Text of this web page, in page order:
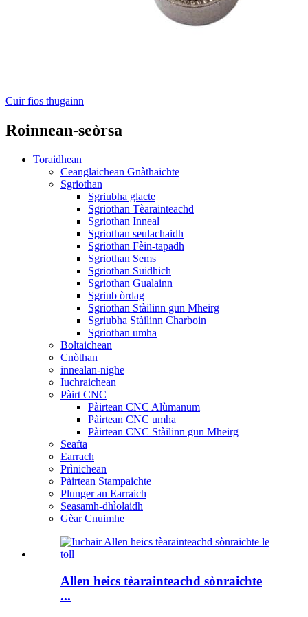
Cuir fios thugainn
Roinnean-seòrsa
Toraidhean
Ceanglaichean Gnàthaichte
Sgriothan
Sgriubha glacte
Sgriothan Tèarainteachd
Sgriothan Inneal
Sgriothan seulachaidh
Sgriothan Fèin-tapadh
Sgriothan Sems
Sgriothan Suidhich
Sgriothan Gualainn
Sgriub òrdag
Sgriothan Stàilinn gun Mheirg
Sgriubha Stàilinn Charboin
Sgriothan umha
Boltaichean
Cnòthan
innealan-nighe
Iuchraichean
Pàirt CNC
Pàirtean CNC Alùmanum
Pàirtean CNC umha
Pàirtean CNC Stàilinn gun Mheirg
Seafta
Earrach
Prìnichean
Pàirtean Stampaichte
Plunger an Earraich
Seasamh-dhìolaidh
Gèar Cnuimhe
Allen heics tèarainteachd sònraichte
...